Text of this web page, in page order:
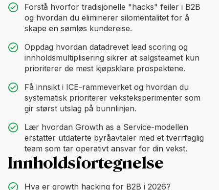
Forstå hvorfor tradisjonelle "hacks" feiler i B2B
og hvordan du eliminerer silomentalitet for å
skape en sømløs kundereise.
Oppdag hvordan datadrevet lead scoring og
innholdsmultiplisering sikrer at salgsteamet kun
prioriterer de mest kjøpsklare prospektene.
Få innsikt i ICE-rammeverket og hvordan du
systematisk prioriterer veksteksperimenter som
gir størst utslag på bunnlinjen.
Lær hvordan Growth as a Service-modellen
erstatter utdaterte byråavtaler med et tverrfaglig
team som tar operativt ansvar for din vekst.
Innholdsfortegnelse
Hva er growth hacking for B2B i 2026?